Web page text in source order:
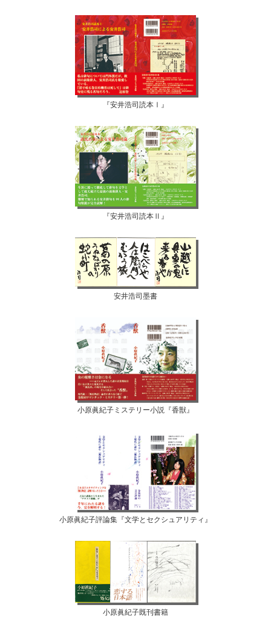
『安井浩司読本Ⅰ』
『安井浩司読本Ⅱ』
安井浩司墨書
小原眞紀子ミステリー小説『香獣』
小原眞紀子評論集『文学とセクシュアリティ』
小原眞紀子既刊書籍